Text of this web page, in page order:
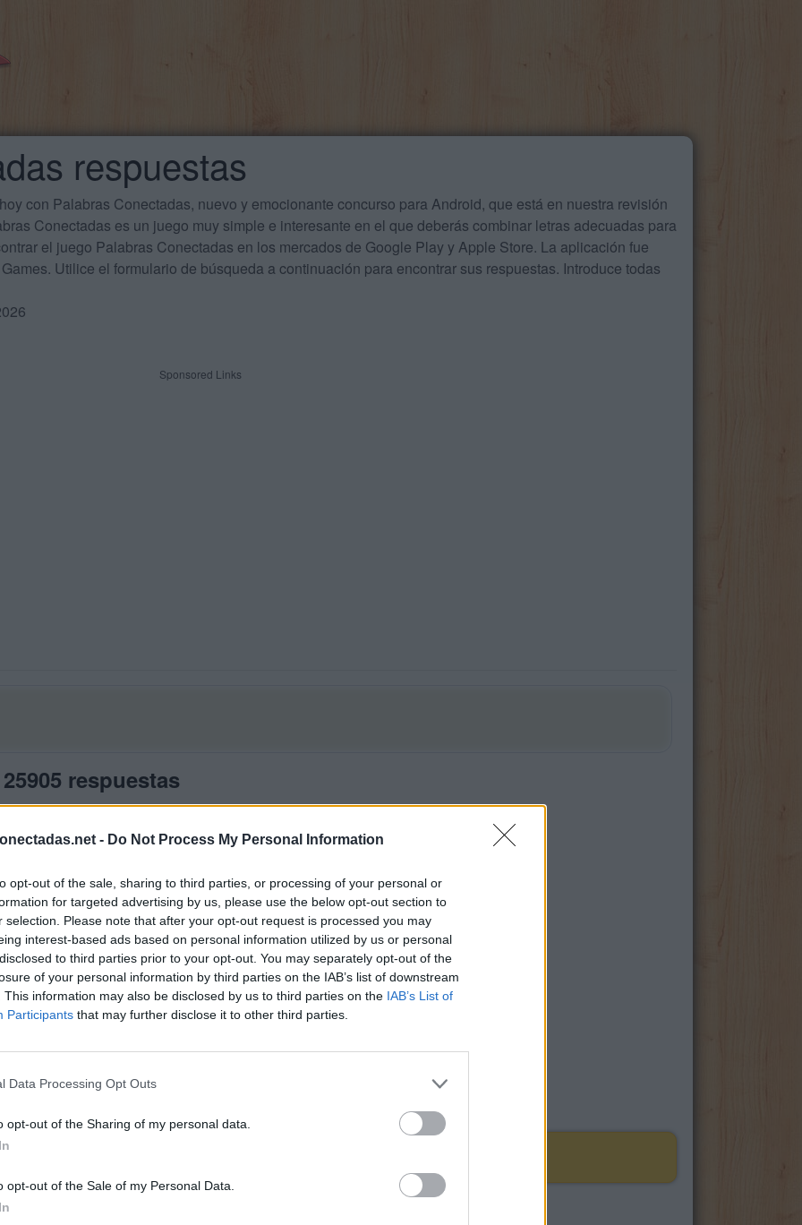
- Do Not Process My Personal Information
opt-out of the sale, sharing to third parties, or processing of your personal or
for targeted advertising by us, please use the below opt-out section to
selection. Please note that after your opt-out request is processed you may
interest-based ads based on personal information utilized by us or personal
to third parties prior to your opt-out. You may separately opt-out of the
of your personal information by third parties on the IAB’s list of downstream
This information may also be disclosed by us to third parties on the IAB’s List of
Participants that may further disclose it to other third parties.
Data Processing Opt Outs
opt-out of the Sharing of my personal data.
opt-out of the Sale of my Personal Data.
respuestas
con Palabras Conectadas, nuevo y emocionante concurso para Android, que está en nuestra revisión
Conectadas es un juego muy simple e interesante en el que deberás combinar letras adecuadas para
el juego Palabras Conectadas en los mercados de Google Play y Apple Store. La aplicación fue
Utilice el formulario de búsqueda a continuación para encontrar sus respuestas. Introduce todas
Sponsored Links
respuestas